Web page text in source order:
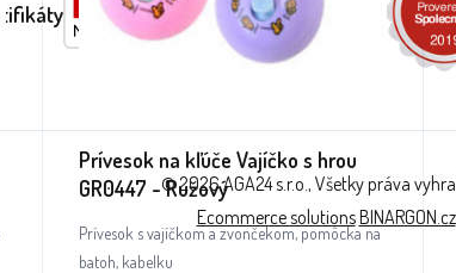
Prívesok na kľúče Vajíčko s hrou
GR0447 - Ružový
Prívesok s vajíčkom a zvončekom, pomôcka na
batoh, kabelku
© 2026 AGA24 s.r.o., Všetky práva
Ecommerce solutionsBINARGON.cz